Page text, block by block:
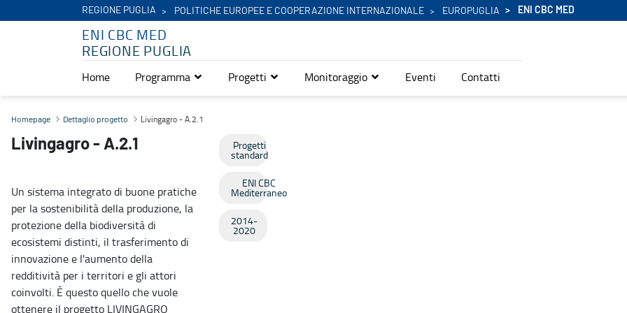
REGIONE PUGLIA POLITICHE EUROPEE E COOPERAZIONE INTERNAZIONALE EUROPUGLIA ENI CBC MED
ENI CBC MED
REGIONE PUGLIA
Home Programma Progetti Monitoraggio Eventi Contatti
Livingagro - A.2.1 - Eni Cbc Med
Homepage Dettaglio progetto Livingagro - A.2.1
Livingagro - A.2.1
Un sistema integrato di buone pratiche
per la sostenibilità della produzione, la
protezione della biodiversità di
ecosistemi distinti, il trasferimento di
innovazione e l'aumento della
redditività per i territori e gli attori
coinvolti. È questo quello che vuole
ottenere il progetto LIVINGAGRO
Progetti
standard
ENI CBC
Mediterraneo
2014-
2020